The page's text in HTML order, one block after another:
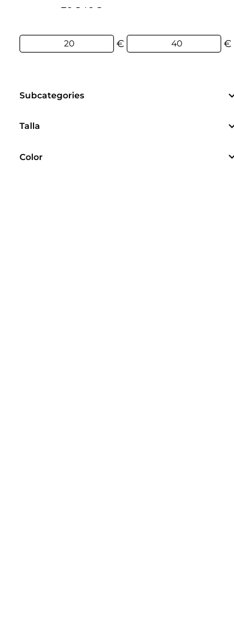
20€ 40€
€ €
Subcategories
Talla
Color